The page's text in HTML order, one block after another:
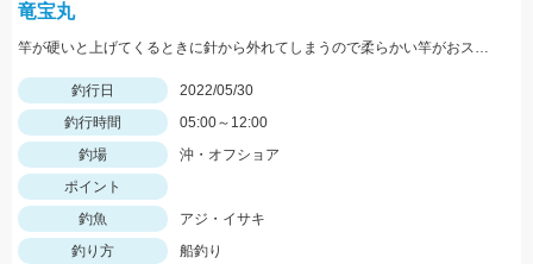
竜宝丸
竿が硬いと上げてくるときに針から外れてしまうので柔らかい竿がおススメです！
釣行日
2022/05/30
釣行時間
05:00～12:00
釣場
沖・オフショア
ポイント
釣魚
アジ・イサキ
釣り方
船釣り